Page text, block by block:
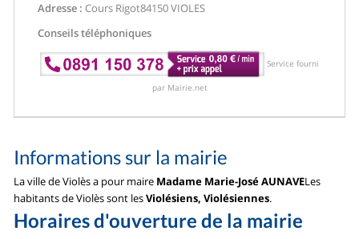
Adresse : Cours Rigot84150 VIOLES
Conseils téléphoniques
Service fourni
par Mairie.net
Informations sur la mairie
La ville de Violès a pour maire Madame Marie-José AUNAVELes
habitants de Violès sont lesViolésiens, Violésiennes.
Horaires d'ouverture de la mairie